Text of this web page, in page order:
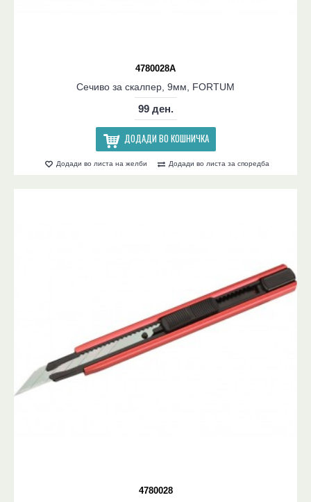
4780028A
Сечиво за скалпер, 9мм, FORTUM
99 ден.
ДОДАДИ ВО КОШНИЧКА
Додади во листа на желби Додади во листа за споредба
4780028